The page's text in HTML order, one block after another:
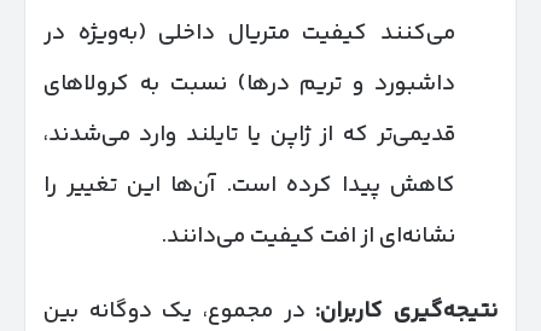
می‌کنند کیفیت متریال داخلی (به‌ویژه در
داشبورد و تریم درها) نسبت به کرولاهای
قدیمی‌تر که از ژاپن یا تایلند وارد می‌شدند،
کاهش پیدا کرده است. آن‌ها این تغییر را
نشانه‌ای از افت کیفیت می‌دانند.
نتیجه‌گیری کاربران: در مجموع، یک دوگانه بین